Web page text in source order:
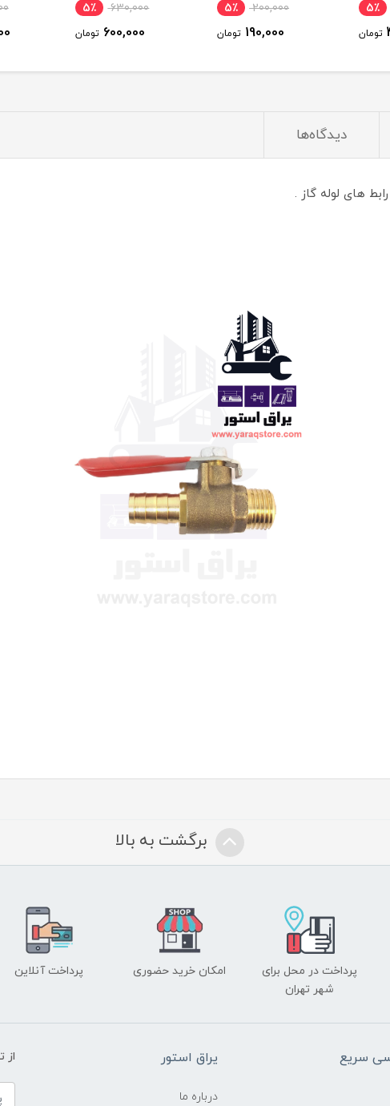
تومان
630,000
600,000 تومان
1,160,000
1,140,000 تومان
دیدگاه‌ها
های لوله گاز .
برگشت به بالا
پرداخت در محل برای
شهر تهران
امکان خرید حضوری پرداخت آنلاین
سریع یراق استور
درباره ما
از